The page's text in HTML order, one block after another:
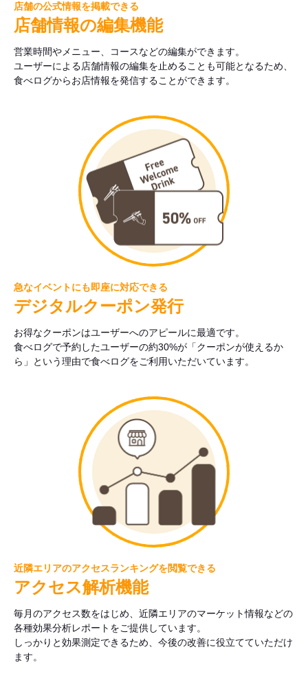
店舗の公式情報を掲載できる
店舗情報の編集機能
営業時間やメニュー、コースなどの編集ができます。
ユーザーによる店舗情報の編集を止めることも可能となるため、
食べログからお店情報を発信することができます。
急なイベントにも即座に対応できる
デジタルクーポン発行
お得なクーポンはユーザーへのアピールに最適です。
食べログで予約したユーザーの約30%が「クーポンが使えるか
ら」という理由で食べログをご利用いただいています。
近隣エリアのアクセスランキングを閲覧できる
アクセス解析機能
毎月のアクセス数をはじめ、近隣エリアのマーケット情報などの
各種効果分析レポートをご提供しています。
しっかりと効果測定できるため、今後の改善に役立てていただけ
ます。